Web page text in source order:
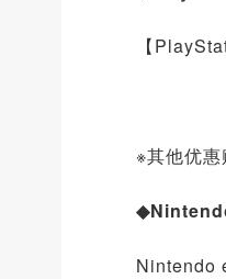
【
※其他优惠贩
Nintendo